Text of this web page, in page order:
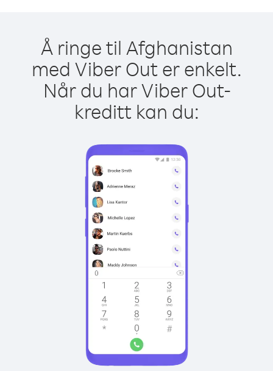
Å ringe til Afghanistan
med Viber Out er enkelt.
Når du har Viber Out-
kreditt kan du: